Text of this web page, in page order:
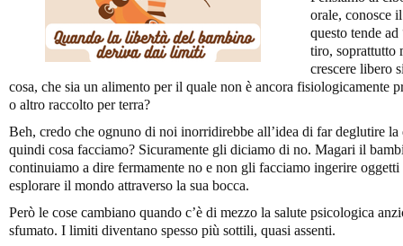
orale, conosce
questo tende
tiro, soprattutto
crescere libero
cosa, che sia un alimento per il quale non è ancora fisiologicamente
o altro raccolto per terra?
Beh, credo che ognuno di noi inorridirebbe all’idea di far deglutire
quindi cosa facciamo? Sicuramente gli diciamo di no. Magari il
continuiamo a dire fermamente no e non gli facciamo ingerire
esplorare il mondo attraverso la sua bocca.
Però le cose cambiano quando c’è di mezzo la salute psicologica
sfumato. I limiti diventano spesso più sottili, quasi assenti.